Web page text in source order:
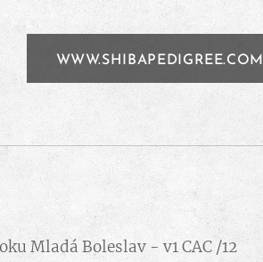
Mladá Boleslav - v1 CAC /12